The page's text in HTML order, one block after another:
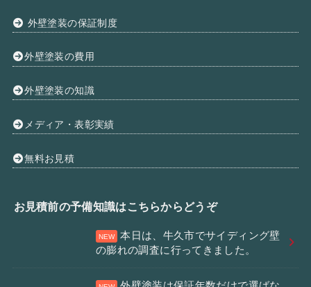
外壁塗装の保証制度
外壁塗装の費用
外壁塗装の知識
メディア・表彰実績
無料お見積
お見積前の予備知識はこちらからどうぞ
本日は、牛久市でサイディング壁
の膨れの調査に行ってきました。